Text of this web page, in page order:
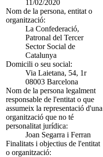
11/02/2020
Nom de la persona, entitat o
organització:
La Confederació,
Patronal del Tercer
Sector Social de
Catalunya
Domicili o seu social:
Via Laietana, 54, 1r
08003 Barcelona
Nom de la persona legalment
responsable de l'entitat o que
assumeix la representació d'una
organització que no té
personalitat jurídica:
Joan Segarra i Ferran
Finalitats i objectius de l'entitat
o organització: